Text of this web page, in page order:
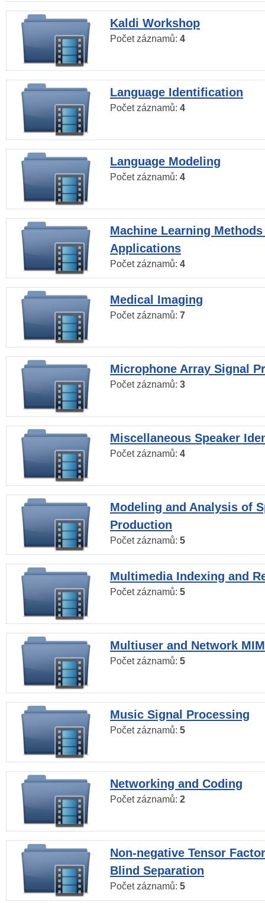
Kaldi Workshop
Počet záznamů: 4
Language Identification
Počet záznamů: 4
Language Modeling
Počet záznamů: 4
Machine Learning
Applications
Počet záznamů: 4
Medical Imaging
Počet záznamů: 7
Microphone Array Signal
Počet záznamů: 3
Miscellaneous Speaker
Počet záznamů: 4
Modeling and Analysis of
Production
Počet záznamů: 5
Multimedia Indexing and
Počet záznamů: 5
Multiuser and Network
Počet záznamů: 5
Music Signal Processing
Počet záznamů: 5
Networking and Coding
Počet záznamů: 2
Non-negative Tensor
Blind Separation
Počet záznamů: 5